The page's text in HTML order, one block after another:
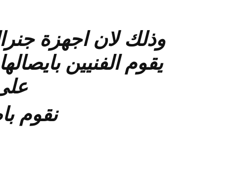
وذلك لان اجهزة
يقوم الفنيين
نقوم